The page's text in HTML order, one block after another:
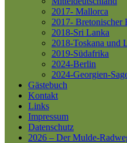
2017- Mallorca
2017- Bretonischer
2018-Sri Lanka
2018-Toskana und
2019-Südafrika
2024-Berlin
2024-Georgien-
Gästebuch
Kontakt
Links
Impressum
Datenschutz
2026 – Der Mulde-